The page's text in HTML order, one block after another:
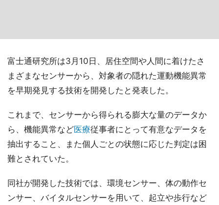
富士通研究所は3月10日、居住空間や人間に着けたさ
まざまなセンサーから、対象者の隠れた運動機能異常
を早期発見する技術を開発したと発表した。
これまで、センサーから得られる膨大な量のデータか
ら、機能異常など医療従事者にとって有意なデータを
抽出すること、また個人ごとの状態に応じた判定は困
難とされていた。
同社が開発した技術では、環境センサー、体の動作セ
ンサー、バイタルセンサーを用いて、起立や歩行など